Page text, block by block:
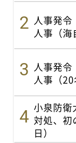
人事発
人事（海
人事発
人事（20
小泉防
対処、初
日）